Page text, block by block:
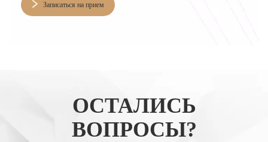
Записаться на прием
ОСТАЛИСЬ
ВОПРОСЫ?